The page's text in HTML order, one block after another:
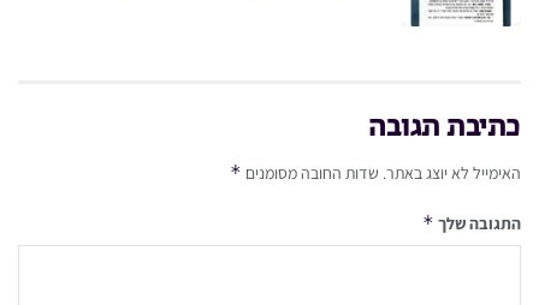
כתיבת תגובה
האימייל לא יוצג באתר. שדות החובה מסומנים *
התגובה שלך *